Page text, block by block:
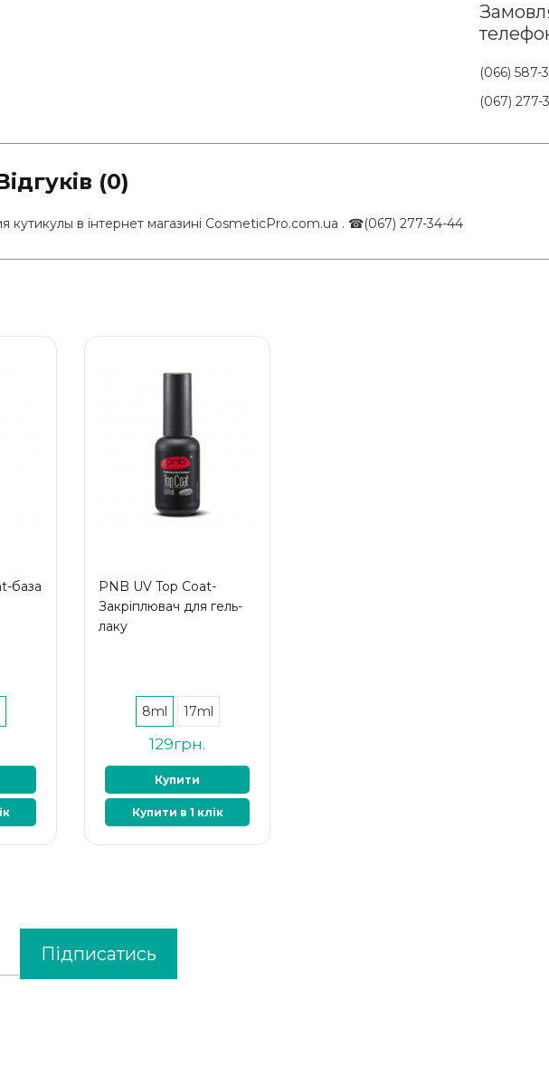
(066) 587-
(067) 277-
(0)
в інтернет магазині CosmeticPro.com.ua . ☎(067) 277-34-44
база
PNB UV Top Coat-
Закріплювач для гель-
лаку
8ml 17ml
129грн.
Купити
Купити в 1 клік
Підписатись